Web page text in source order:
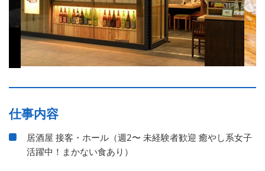
仕事内容
居酒屋 接客・ホール（週2〜 未経験者歓迎 癒やし系女子
活躍中！まかない食あり）